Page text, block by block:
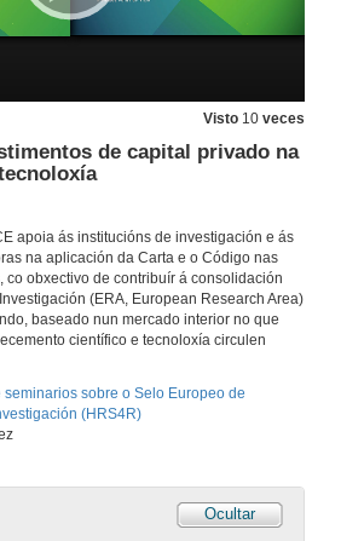
Visto 10 veces
de capital privado na
apoia ás institucións de investigación e ás
na aplicación da Carta e o Código nas
co obxectivo de contribuír á consolidación
(ERA, European Research Area)
baseado nun mercado interior no que
científico e tecnoloxía circulen
seminarios sobre o Selo Europeo de
(HRS4R)
Ocultar
Conferencia
7 de abr. de 2022
Emprendemento
Conferencia
Empresas baseadas no coñecemento
Quenda de preguntas. Emprendemento / Empresas baseadas no coñecemento